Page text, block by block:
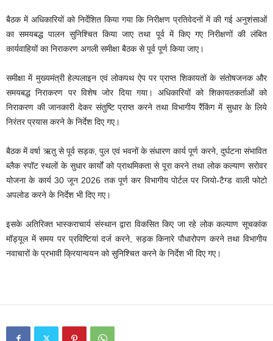
बैठक में अधिकारियों को निर्देशित किया गया कि निरीक्षण प्रतिवेदनों में की गई अनुशंसाओं
का समयबद्ध पालन सुनिश्चित किया जाए तथा पूर्व में किए गए निरीक्षणों की लंबित
कार्यवाहियों का निराकरण अगली समीक्षा बैठक से पूर्व पूर्ण किया जाए।
समीक्षा में मुख्यमंत्री हेल्पलाइन एवं लोकपथ ऐप पर प्राप्त शिकायतों के संतोषजनक और
समयबद्ध निराकरण पर विशेष जोर दिया गया। अधिकारियों को शिकायतकर्ताओं को
निराकरण की जानकारी देकर संतुष्टि प्राप्त करने तथा विभागीय रैंकिंग में सुधार के लिये
निरंतर प्रयास करने के निर्देश दिए गए।
बैठक में वर्षा ऋतु से पूर्व सड़क, पुल एवं भवनों के संधारण कार्य पूर्ण करने, दुर्घटना संभावित
ब्लैक स्पॉट स्थलों के सुधार कार्यों को प्राथमिकता से पूरा करने तथा लोक कल्याण सरोवर
योजना के कार्य 30 जून 2026 तक पूर्ण कर विभागीय पोर्टल पर जियो-टैग्ड वाली फोटो
अपलोड करने के निर्देश भी दिए गए।
इसके अतिरिक्त भास्कराचार्य संस्थान द्वारा विकसित किए जा रहे लोक कल्याण सूचकांक
मॉड्यूल में समय पर प्रविष्टियां दर्ज करने, सड़क किनारे पौधारोपण करने तथा विभागीय
नवाचारों के प्रभावी क्रियान्वयन को सुनिश्चित करने के निर्देश भी दिए गए।